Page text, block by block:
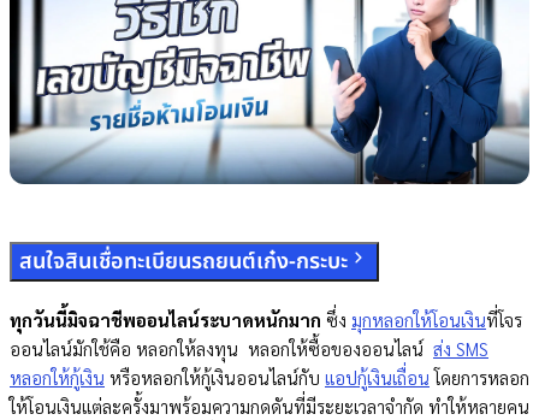
สนใจสินเชื่อทะเบียนรถยนต์เก๋ง-กระบะ
ทุกวันนี้มิจฉาชีพออนไลน์ระบาดหนักมาก​ ซึ่ง มุกหลอกให้โอนเงินที่โจร
ออนไลน์มักใช้คือ หลอกให้ลงทุน หลอกให้ซื้อของออนไลน์ ส่ง SMS
หลอกให้กู้เงิน หรือหลอกให้กู้เงินออนไลน์กับ แอปกู้เงินเถื่อน โดยการหลอก
ให้โอนเงินแต่ละครั้งมาพร้อมความกดดันที่มีระยะเวลาจำกัด ทำให้หลายคน